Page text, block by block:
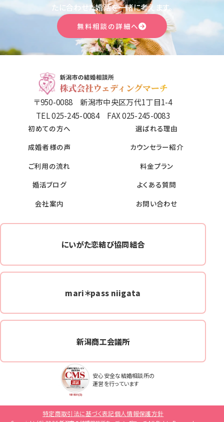
たに合わせた婚活を一緒に考えます。
無料相談の詳細へ
〒950-0088 新潟市中央区万代1丁目1-4
TEL 025-245-0084 FAX 025-245-0083
初めての方へ
選ばれる理由
成婚者様の声
カウンセラー紹介
ご利用の流れ
料金プラン
婚活ブログ
よくある質問
会社案内
お問い合わせ
にいがた恋結び協同組合
mari＊pass niigata
新潟商工会議所
安心安全な結婚相談所の
運営を行っています
特定商取引法に基づく表記個人情報保護方針